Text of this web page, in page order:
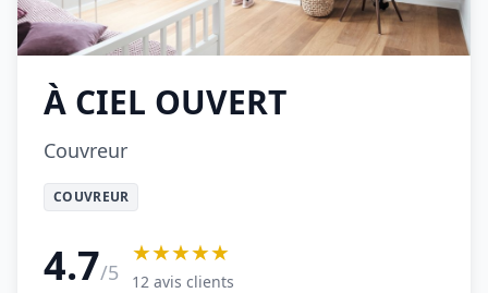
À CIEL OUVERT
Couvreur
COUVREUR
4.7/5
★★★★★
12 avis clients